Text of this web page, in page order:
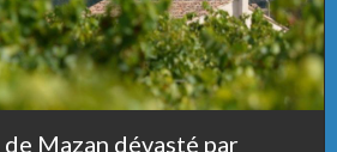
Mazan dévasté par